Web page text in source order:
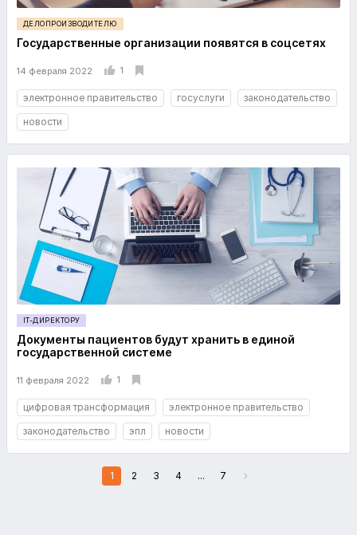
ДЕЛОПРОИЗВОДИТЕЛЮ
Государственные организации появятся в соцсетях
14 февраля 2022 1
электронное правительство госуслуги
законодательство
новости
IT-ДИРЕКТОРУ
Документы пациентов будут хранить в единой
государственной системе
11 февраля 2022 1
цифровая трансформация
электронное правительство
законодательство
эпл новости
1 2 3 4 ... 7